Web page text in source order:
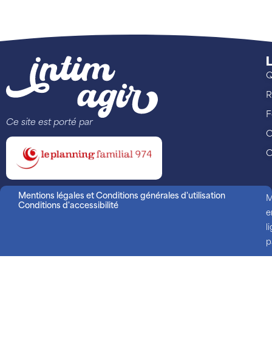
Ce site est porté par
Mentions légales et Conditions générales d'utilisation
Conditions d'accessibilité